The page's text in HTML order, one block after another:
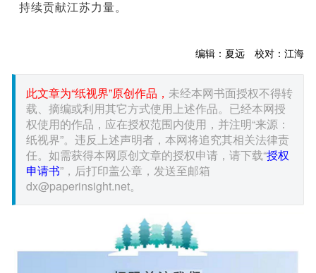
持续贡献江苏力量。
编辑：夏远 校对：江海
此文章为“纸视界”原创作品， 未经本网书面授权不得转
载、摘编或利用其它方式使用上述作品。已经本网授
权使用的作品，应在授权范围内使用，并注明“来源：
纸视界”。违反上述声明者，本网将追究其相关法律责
任。如需获得本网原创文章的授权申请，请下载“授权
申请书”，后打印盖公章，发送至邮箱
dx@paperinsight.net。